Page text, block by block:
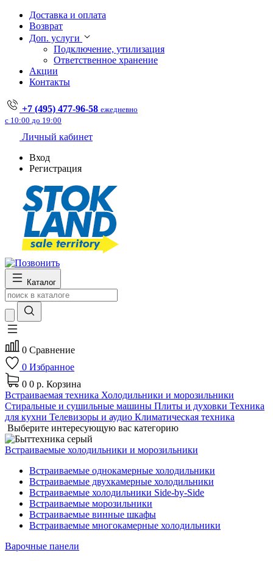
Доставка и оплата
Возврат
Доп. услуги
Подключение, утилизация
Ответственное хранение
Акции
Контакты
+7 (495) 477-96-58 ежедневно
с 10:00 до 19:00
Личный кабинет
Вход
Регистрация
Каталог
0 Сравнение
0 Избранное
0 0 р. Корзина
Встраиваемая техника Холодильники и морозильники
Стиральные и сушильные машины Плиты и духовки Техника
для кухни Телевизоры и аудио Климатическая техника
Выберите интересующую вас категорию
Встраиваемые холодильники и морозильники
Встраиваемые однокамерные холодильники
Встраиваемые двухкамерные холодильники
Встраиваемые холодильники Side-by-Side
Встраиваемые морозильники
Встраиваемые винные шкафы
Встраиваемые многокамерные холодильники
Варочные панели